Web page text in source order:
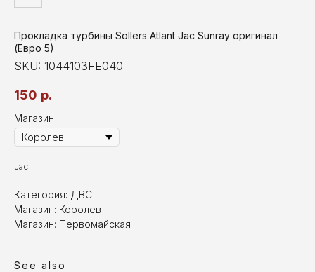
Прокладка турбины Sollers Atlant Jac Sunray оригинал
(Евро 5)
SKU: 1044103FE040
150 р.
Магазин
Jac
Категория: ДВС
Магазин: Королев
Магазин: Первомайская
See also